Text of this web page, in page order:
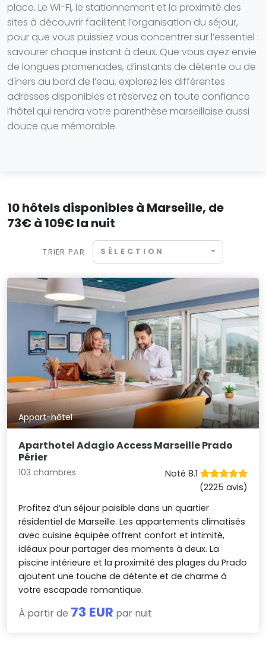
place. Le Wi-Fi, le stationnement et la proximité des
sites à découvrir facilitent l’organisation du séjour,
pour que vous puissiez vous concentrer sur l’essentiel :
savourer chaque instant à deux. Que vous ayez envie
de longues promenades, d’instants de détente ou de
dîners au bord de l’eau, explorez les différentes
adresses disponibles et réservez en toute confiance
l’hôtel qui rendra votre parenthèse marseillaise aussi
douce que mémorable.
10 hôtels disponibles à Marseille, de
73€ à 109€ la nuit
TRIER PAR SÉLECTION
Appart-hôtel
Aparthotel Adagio Access Marseille Prado
Périer
103 chambres
Noté 8.1
(2225 avis)
Profitez d’un séjour paisible dans un quartier
résidentiel de Marseille. Les appartements climatisés
avec cuisine équipée offrent confort et intimité,
idéaux pour partager des moments à deux. La
piscine intérieure et la proximité des plages du Prado
ajoutent une touche de détente et de charme à
votre escapade romantique.
À partir de 73 EUR par nuit